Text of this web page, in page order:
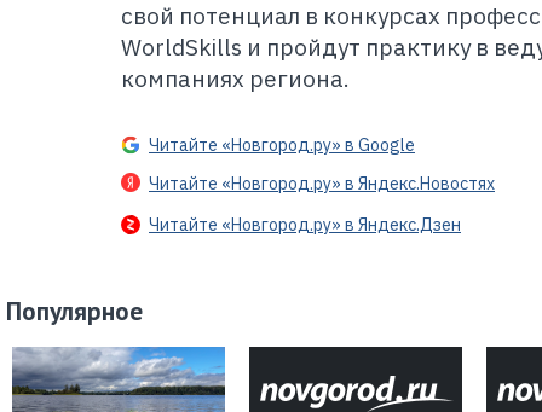
свой потенциал в конкурсах
WorldSkills и пройдут практику в
компаниях региона.
Читайте «Новгород.ру» в Google
Читайте «Новгород.ру» в Яндекс.Новостях
Читайте «Новгород.ру» в Яндекс.Дзен
Популярное